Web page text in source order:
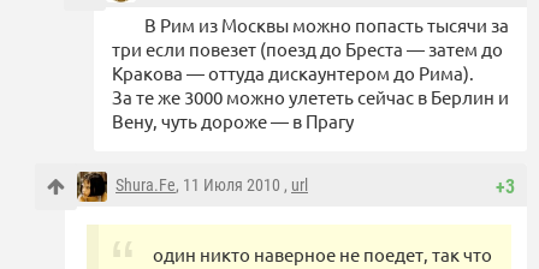
В Рим из Москвы можно попасть тысячи за
три если повезет (поезд до Бреста — затем до
Кракова — оттуда дискаунтером до Рима).
За те же 3000 можно улететь сейчас в Берлин и
Вену, чуть дороже — в Прагу
+3
Shura.Fe, 11 Июля 2010 , url
один никто наверное не поедет, так что